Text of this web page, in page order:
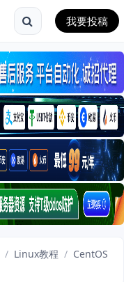
我要投稿
/ Linux教程 / CentOS